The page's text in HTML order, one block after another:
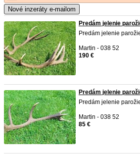
Nové inzeráty e-mailom
Predám jelenie
Predám jelenie
Martin - 038 52
190 €
Predám jelenie
Predám jelenie
Martin - 038 52
85 €